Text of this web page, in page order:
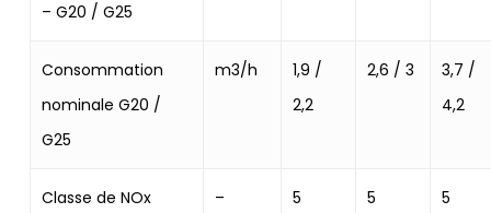
– G20 / G25
Consommation
nominale G20 /
G25
m3/h
1,9 /
2,2
2,6 / 3
3,7 /
4,2
Classe de NOx – 5 5 5